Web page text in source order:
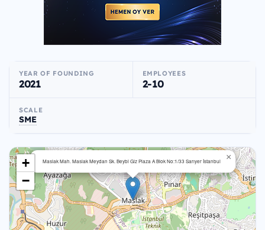
YEAR OF FOUNDING
2021
EMPLOYEES
2-10
SCALE
SME
Maslak Mah. Maslak Meydan Sk. Beybi Giz Plaza A Blok No:1/33 Sarıyer İstanbul ×
+
−